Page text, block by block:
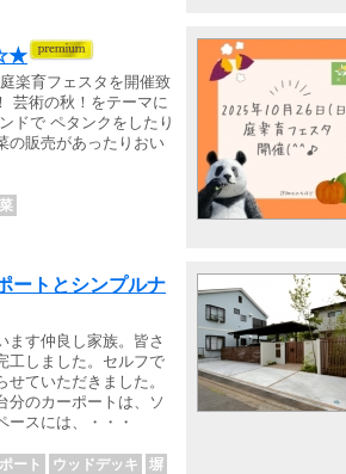
☆★
楽育フェスタを開催致
芸術の秋！をテーマに
ドで ペタンクをしたり
の販売があったりおい
ートとシンプルナ
ます仲良し家族。皆さ
工しました。セルフで
ていただきました。
分のカーポートは、ソ
ースには、・・・
ート ウッドデッキ
塀